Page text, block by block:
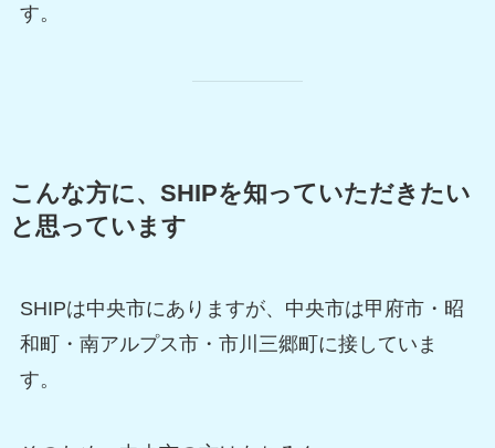
す。
こんな方に、SHIPを知っていただきたい
と思っています
SHIPは中央市にありますが、中央市は甲府市・昭
和町・南アルプス市・市川三郷町に接していま
す。